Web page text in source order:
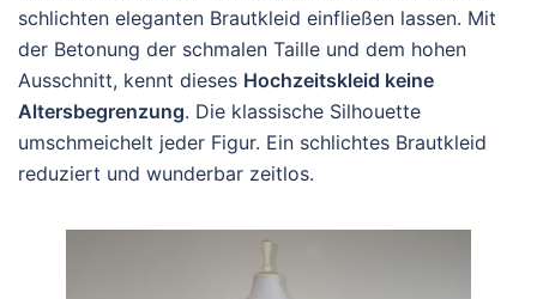
schlichten eleganten Brautkleid einfließen lassen. Mit
der Betonung der schmalen Taille und dem hohen
Ausschnitt, kennt dieses Hochzeitskleid keine
Altersbegrenzung. Die klassische Silhouette
umschmeichelt jeder Figur. Ein schlichtes Brautkleid
reduziert und wunderbar zeitlos.